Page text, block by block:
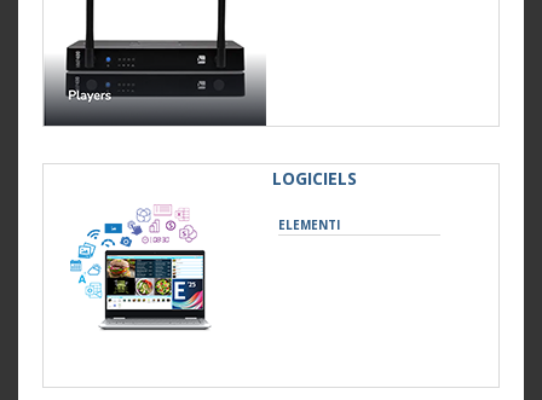
LOGICIELS
ELEMENTI